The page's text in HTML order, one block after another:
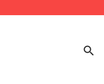
Skaber Du En Garderobe,